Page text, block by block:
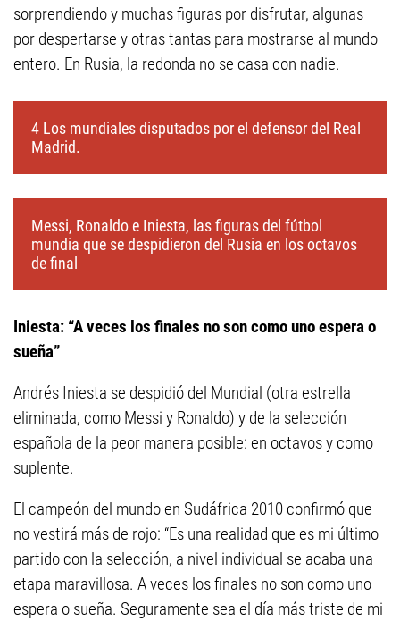
sorprendiendo y muchas figuras por disfrutar, algunas
por despertarse y otras tantas para mostrarse al mundo
entero. En Rusia, la redonda no se casa con nadie.
4 Los mundiales disputados por el defensor del Real
Madrid.
Messi, Ronaldo e Iniesta, las figuras del fútbol
mundia que se despidieron del Rusia en los octavos
de final
Iniesta: “A veces los finales no son como uno espera o
sueña”
Andrés Iniesta se despidió del Mundial (otra estrella
eliminada, como Messi y Ronaldo) y de la selección
española de la peor manera posible: en octavos y como
suplente.
El campeón del mundo en Sudáfrica 2010 confirmó que
no vestirá más de rojo: “Es una realidad que es mi último
partido con la selección, a nivel individual se acaba una
etapa maravillosa. A veces los finales no son como uno
espera o sueña. Seguramente sea el día más triste de mi